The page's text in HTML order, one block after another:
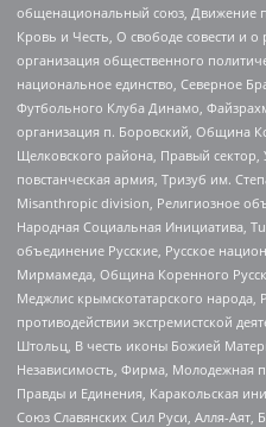
общенациональный союз, Движение
Кровь и Честь, О свободе совести и
организация общественного
национальное единство, Северное
Футбольного Клуба Динамо,
организация п. Боровский, Община
Щелковского района, Правый
повстанческая армия, Тризуб им.
Misanthropic division, Религиозное
Народная Социальная Инициатива,
объединение Русские, Русское
Мирмамеда, Община Коренного
Меджлис крымскотатарского
противодействии экстремистской
Штольц, В честь иконы Божией
Независимость, Фирма, Молодежная
Правды и Единения, Каракольская
Союз Славянских Сил Руси, Алля-Аят,